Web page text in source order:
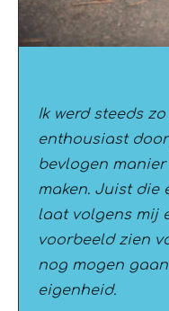
Ik werd steeds
enthousiast
bevlogen
maken. Juist die
laat volgens mij
voorbeeld zien
nog mogen
eigenheid.